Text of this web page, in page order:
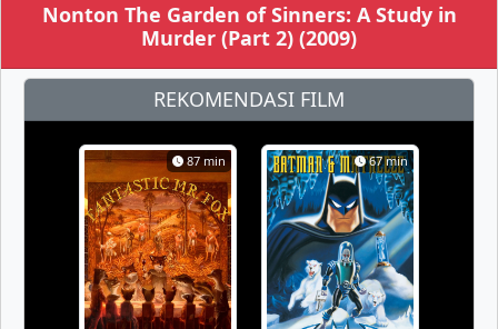
Nonton The Garden of Sinners: A Study in
Murder (Part 2) (2009)
REKOMENDASI FILM
87 min 67 min